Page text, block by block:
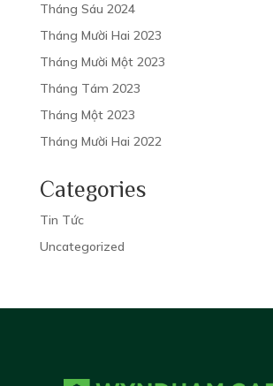
Tháng Sáu 2024
Tháng Mười Hai 2023
Tháng Mười Một 2023
Tháng Tám 2023
Tháng Một 2023
Tháng Mười Hai 2022
Categories
Tin Tức
Uncategorized
EVENT ROOM
EVENT ROOM